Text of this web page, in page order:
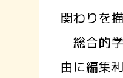
関わりを描
総合的
由に編集